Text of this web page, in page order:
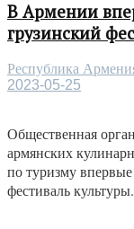
В Армении
грузинский
Республика
2023-05-25
Общественная
армянских
по туризму
фестиваль